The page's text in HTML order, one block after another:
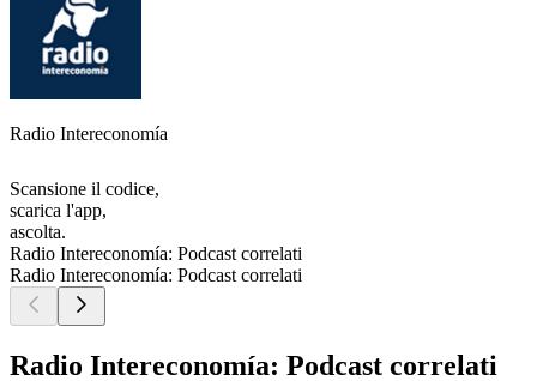
Radio Intereconomía
Scansione il codice,
scarica l'app,
ascolta.
Radio Intereconomía: Podcast correlati
Radio Intereconomía: Podcast correlati
Radio Intereconomía: Podcast correlati